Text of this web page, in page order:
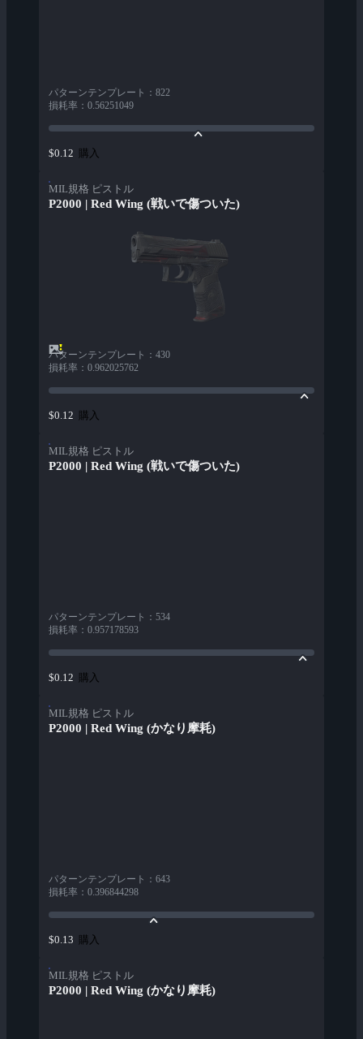
パターンテンプレート ： 822
損耗率 ： 0.56251049
$0.12 購入
MIL規格 ピストル
P2000 | Red Wing (戦いで傷ついた)
パターンテンプレート ： 430
損耗率 ： 0.962025762
$0.12 購入
MIL規格 ピストル
P2000 | Red Wing (戦いで傷ついた)
パターンテンプレート ： 534
損耗率 ： 0.957178593
$0.12 購入
MIL規格 ピストル
P2000 | Red Wing (かなり摩耗)
パターンテンプレート ： 643
損耗率 ： 0.396844298
$0.13 購入
MIL規格 ピストル
P2000 | Red Wing (かなり摩耗)